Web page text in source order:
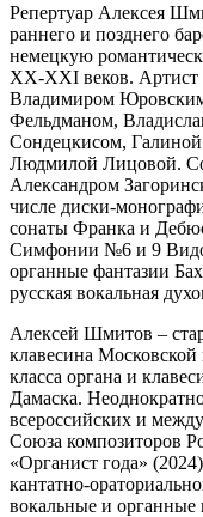
Репертуар Алексея
раннего и позднего
немецкую
XX-XXI веков. Артист
Владимиром
Фельдманом,
Сондецкисом,
Людмилой Лицовой.
Александром
числе диски-
сонаты Франка и
Симфонии №6 и 9
органные фантазии
русская вокальная
Алексей Шмитов –
клавесина
класса органа и
Дамаска.
всероссийских и
Союза композиторов
«Органист года»
кантатно-
вокальные и органные